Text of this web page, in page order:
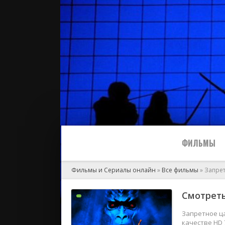
ФИЛЬМЫ
2024
Фильмы и Сериалы онлайн » Все фильмы »
Запретное
качестве